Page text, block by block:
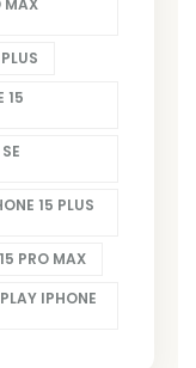
MAX
15
15 PLUS
PRO MAX
IPHONE